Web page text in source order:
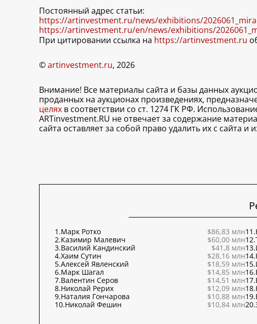
Постоянный адрес статьи:
https://artinvestment.ru/news/exhibitions/
https://artinvestment.ru/en/news/exhibitions/
При цитировании ссылка на https://artinvestment.ru
©artinvestment.ru, 2026
Внимание! Все материалы сайта и базы данных
проданных на аукционах произведениях,
целях в соответствии со ст. 1274 ГК РФ.
ARTinvestment.RU не отвечает за содержание
сайта оставляет за собой право удалить их с сайта
1.Марк Ротко
$86,83 млн
2.Казимир Малевич
$60,00 млн
3.Василий Кандинский
$41,8 млн
4.Хаим Сутин
$28,16 млн
5.Алексей Явленский
$18,59 млн
6.Марк Шагал
$14,85 млн
7.Валентин Серов
$14,51 млн
8.Николай Рерих
$12,09 млн
9.Наталия Гончарова
$10,88 млн
10.Николай Фешин $10,84 млн
11.
12.
13.
14.
15.
16.
17.
18.
19.
20.